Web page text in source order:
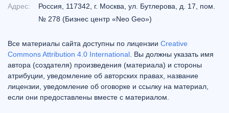
Адрес:
Россия, 117342, г. Москва, ул. Бутлерова, д. 17, пом.
№ 278 (Бизнес центр «Neo Geo»)
Все материалы сайта доступны по лицензии Creative
Commons Attribution 4.0 International . Вы должны указать имя
автора (создателя) произведения (материала) и стороны
атрибуции, уведомление об авторских правах, название
лицензии, уведомление об оговорке и ссылку на материал,
если они предоставлены вместе с материалом.